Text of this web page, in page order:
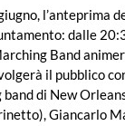
, l’anteprima
dalle
Band
il pubblico
di New
Giancarlo